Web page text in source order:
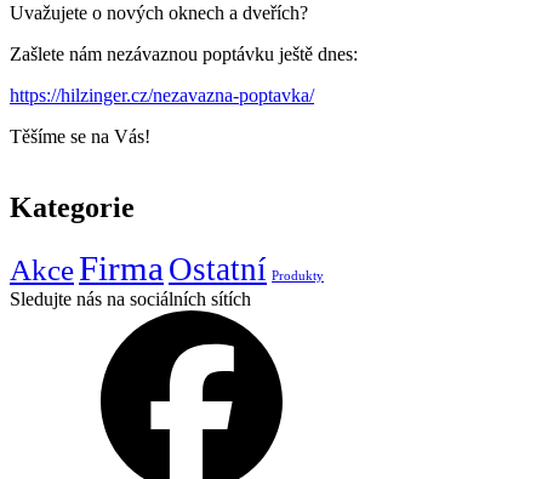
Uvažujete o nových oknech a dveřích?
Zašlete nám nezávaznou poptávku ještě dnes:
https://hilzinger.cz/nezavazna-poptavka/
Těšíme se na Vás!
Kategorie
AkceFirma Ostatní Produkty
Sledujte nás na sociálních sítích